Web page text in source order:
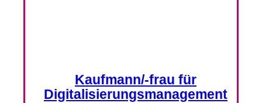
Kaufmann/-frau für
Digitalisierungsmanagement